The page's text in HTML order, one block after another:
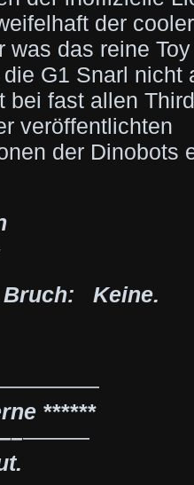
der
was das reine
G1 Snarl nicht
bei fast allen
veröffentlichten
der Dinobots
Bruch: Keine.
******
———